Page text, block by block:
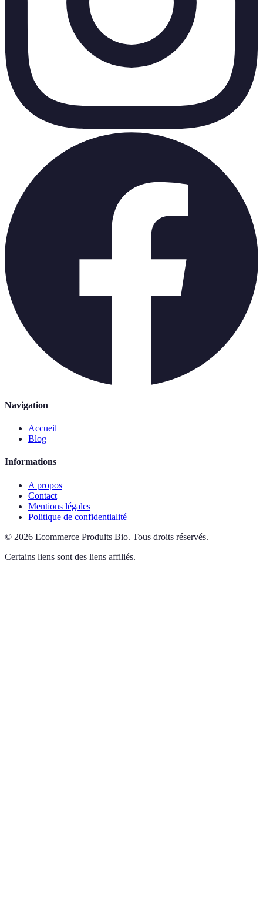
Navigation
Accueil
Blog
Informations
A propos
Contact
Mentions légales
Politique de confidentialité
© 2026 Ecommerce Produits Bio. Tous droits réservés.
Certains liens sont des liens affiliés.